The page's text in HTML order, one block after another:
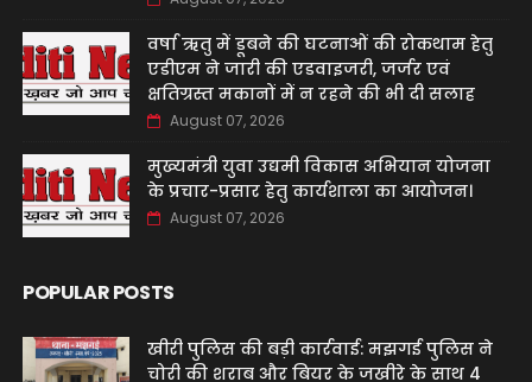
वर्षा ऋतु में डूबने की घटनाओं की रोकथाम हेतु
एडीएम ने जारी की एडवाइजरी, जर्जर एवं
क्षतिग्रस्त मकानों में न रहने की भी दी सलाह
August 07, 2026
मुख्यमंत्री युवा उद्यमी विकास अभियान योजना
के प्रचार-प्रसार हेतु कार्यशाला का आयोजन।
August 07, 2026
POPULAR POSTS
खीरी पुलिस की बड़ी कार्रवाई: मझगई पुलिस ने
चोरी की शराब और बियर के जखीरे के साथ 4